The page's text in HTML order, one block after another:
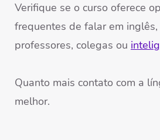
Verifique se o curso oferece
frequentes de falar em inglês,
professores, colegas ou
Quanto mais contato com a
melhor.